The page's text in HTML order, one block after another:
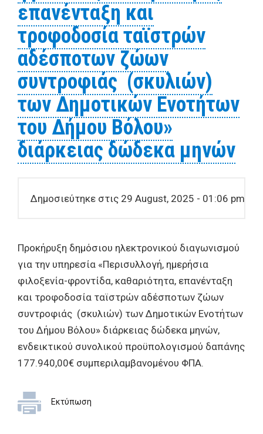
επανένταξη και
τροφοδοσία ταϊστρών
αδέσποτων ζώων
συντροφιάς (σκυλιών)
των Δημοτικών Ενοτήτων
του Δήμου Βόλου»
διάρκειας δώδεκα μηνών
Δημοσιεύτηκε στις 29 August, 2025 - 01:06 pm
Προκήρυξη δημόσιου ηλεκτρονικού διαγωνισμού
για την υπηρεσία «Περισυλλογή, ημερήσια
φιλοξενία-φροντίδα, καθαριότητα, επανένταξη
και τροφοδοσία ταϊστρών αδέσποτων ζώων
συντροφιάς (σκυλιών) των Δημοτικών Ενοτήτων
του Δήμου Βόλου» διάρκειας δώδεκα μηνών,
ενδεικτικού συνολικού προϋπολογισμού δαπάνης
177.940,00€ συμπεριλαμβανομένου ΦΠΑ.
Εκτύπωση